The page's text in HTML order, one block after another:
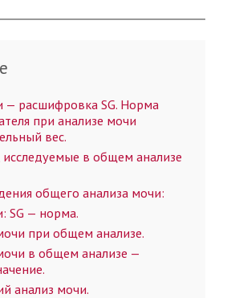
— расшифровка SG. Норма
при анализе мочи
вес.
исследуемые в общем анализе
общего анализа мочи:
SG — норма.
при общем анализе.
в общем анализе —
анализ мочи.